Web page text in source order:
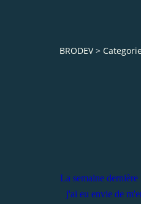
BRODEV >
La semaine dernière
j'ai eu envie de